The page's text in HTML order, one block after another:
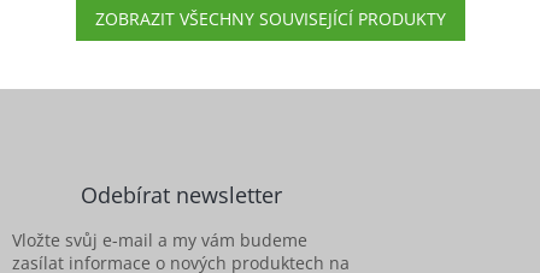
ZOBRAZIT VŠECHNY SOUVISEJÍCÍ PRODUKTY
Odebírat newsletter
Vložte svůj e-mail a my vám budeme
zasílat informace o nových produktech na